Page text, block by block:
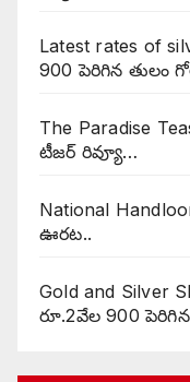
Latest rates of
900 పెరిగిన తులం
The Paradise
టీజర్ రివ్యూ…
National
ఊరట..
Gold and Silver
రూ.2వేల 900